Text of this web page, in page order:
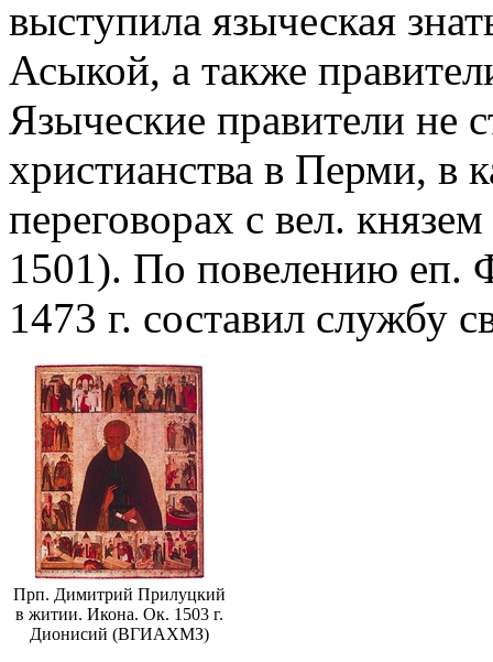
выступила языческая
Асыкой, а также
Языческие правители не
христианства в Перми, в
переговорах с вел.
1501). По повелению еп.
1473 г. составил службу
Прп. Димитрий Прилуцкий
в житии. Икона. Ок. 1503 г.
Дионисий (ВГИАХМЗ)